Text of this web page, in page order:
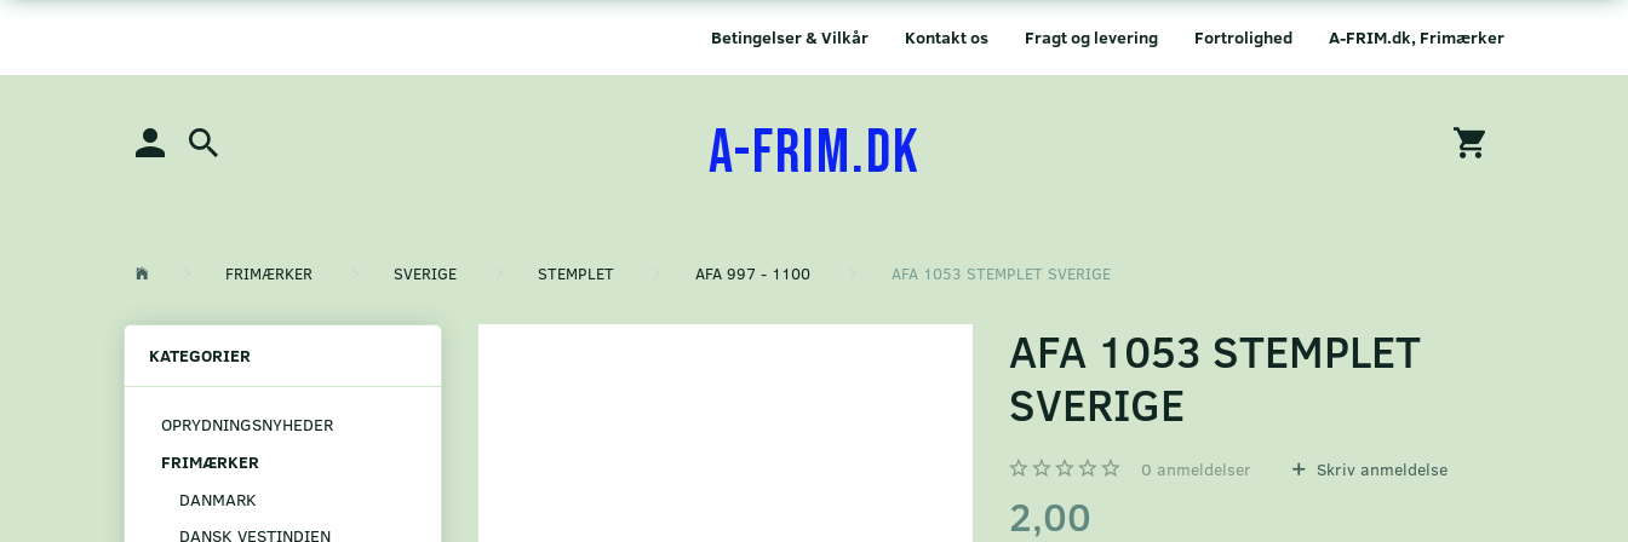
A-FRIM.dk, Frimærker
Fortrolighed
Fragt og levering
Kontakt os
Betingelser & Vilkår
A-FRIM.DK
FRIMÆRKER SVERIGE STEMPLET AFA 997 - 1100 AFA 1053 STEMPLET SVERIGE
KATEGORIER
OPRYDNINGSNYHEDER
FRIMÆRKER
DANMARK
DANSK VESTINDIEN
AFA 1053 STEMPLET
SVERIGE
0 anmeldelser Skriv anmeldelse
2,00